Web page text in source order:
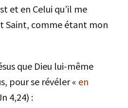
et en Celui qu’il me
Saint, comme étant mon
que Dieu lui-même
pour se révéler « en
4,24) :